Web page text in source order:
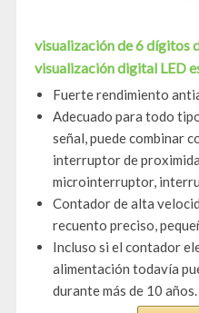
visualización de 6 dígitos
visualización digital LED
Fuerte rendimiento
Adecuado para todo
señal, puede combinar
interruptor de
microinterruptor,
Contador de alta
recuento preciso,
Incluso si el contador
alimentación todavía
durante más de 10 años.